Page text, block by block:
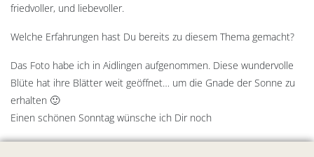
friedvoller, und liebevoller.
Welche Erfahrungen hast Du bereits zu diesem Thema gemacht?
Das Foto habe ich in Aidlingen aufgenommen. Diese wundervolle
Blüte hat ihre Blätter weit geöffnet… um die Gnade der Sonne zu
erhalten 🙂
Einen schönen Sonntag wünsche ich Dir noch
Deine Petra